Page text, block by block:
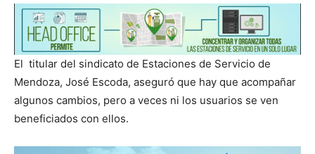
El titular del sindicato de Estaciones de Servicio de
Mendoza, José Escoda, aseguró que hay que acompañar
algunos cambios, pero a veces ni los usuarios se ven
beneficiados con ellos.